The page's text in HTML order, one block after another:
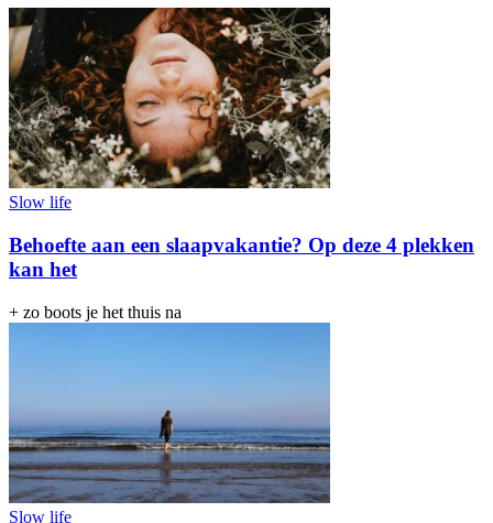
Slow life
Behoefte aan een slaapvakantie? Op deze 4 plekken
kan het
+ zo boots je het thuis na
Slow life